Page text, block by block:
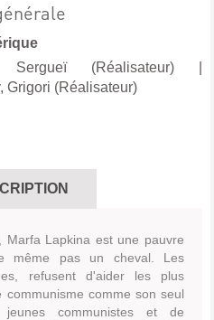
Sergueï (Réalisateur)
Grigori (Réalisateur)
Marfa Lapkina est une pauvre
même pas un cheval. Les
refusent d'aider les plus
comme son seul
communistes et de